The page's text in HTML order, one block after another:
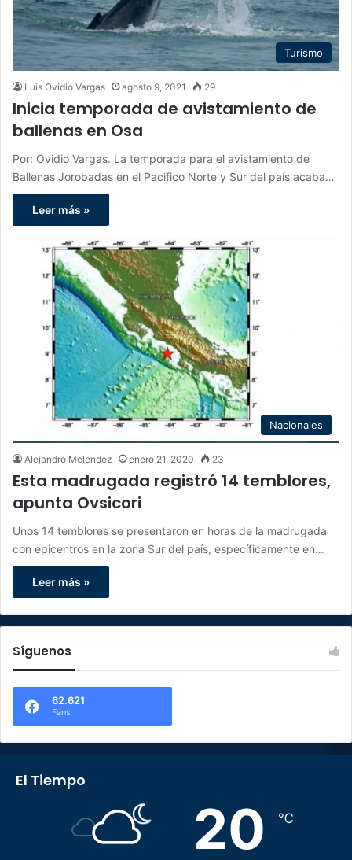
Turismo
Luis Ovidio Vargas agosto 9, 2021 29
Inicia temporada de avistamiento de
ballenas en Osa
Por: Ovidio Vargas. La temporada para el avistamiento de
Ballenas Jorobadas en el Pacifico Norte y Sur del país acaba…
Leer más »
Nacionales
Alejandro Melendez enero 21, 2020 23
Esta madrugada registró 14 temblores,
apunta Ovsicori
Unos 14 temblores se presentaron en horas de la madrugada
con epicentros en la zona Sur del país, específicamente en…
Leer más »
Síguenos
62.621
Fans
El Tiempo
20 ℃